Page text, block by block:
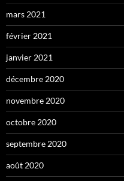
mars 2021
février 2021
janvier 2021
décembre 2020
novembre 2020
octobre 2020
septembre 2020
août 2020